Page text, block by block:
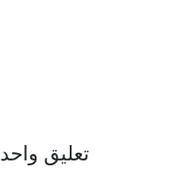
تعليق واحد